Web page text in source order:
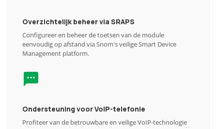
Overzichtelijk beheer via SRAPS
Configureer en beheer de toetsen van de module
eenvoudig op afstand via Snom's veilige Smart Device
Management platform.
Ondersteuning voor VoIP-telefonie
Profiteer van de betrouwbare en veilige VoIP-technologie